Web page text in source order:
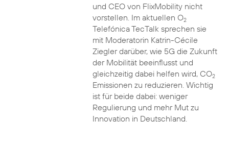
und CEO von FlixMobility nicht
vorstellen. Im aktuellen O2
Telefónica TecTalk sprechen sie
mit Moderatorin Katrin-Cécile
Ziegler darüber, wie 5G die Zukunft
der Mobilität beeinflusst und
gleichzeitig dabei helfen wird, CO2
Emissionen zu reduzieren. Wichtig
ist für beide dabei: weniger
Regulierung und mehr Mut zu
Innovation in Deutschland.